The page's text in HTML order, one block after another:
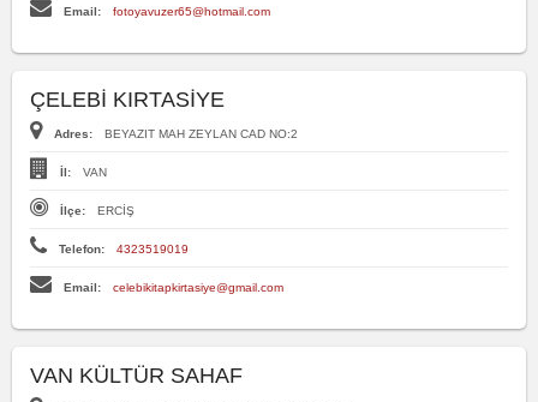
Email: fotoyavuzer65@hotmail.com
ÇELEBİ KIRTASİYE
Adres: BEYAZIT MAH ZEYLAN CAD NO:2
İl: VAN
İlçe: ERCİŞ
Telefon: 4323519019
Email: celebikitapkirtasiye@gmail.com
VAN KÜLTÜR SAHAF